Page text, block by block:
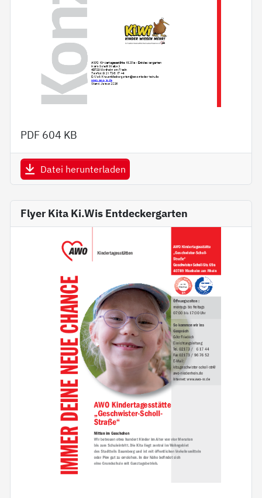
PDF 604 KB
Datei herunterladen
Flyer Kita Ki.Wis Entdeckergarten